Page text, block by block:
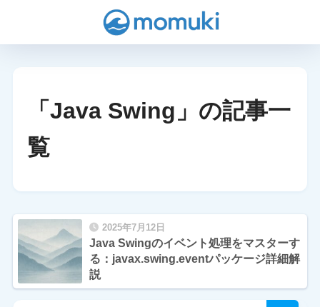
「Java Swing」の記事一
覧
2025年7月12日
Java Swingのイベント処理をマスターす
る：javax.swing.eventパッケージ詳細解
説